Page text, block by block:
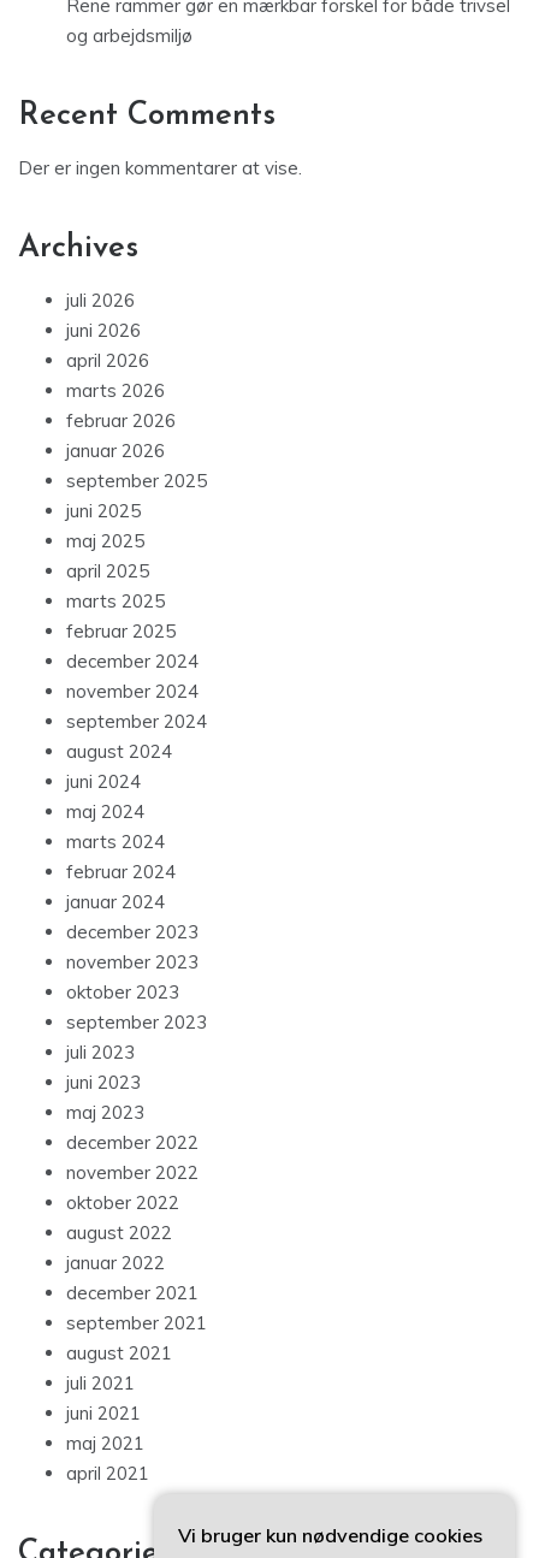
Rene rammer gør en mærkbar forskel for både trivsel
og arbejdsmiljø
Recent Comments
Der er ingen kommentarer at vise.
Archives
juli 2026
juni 2026
april 2026
marts 2026
februar 2026
januar 2026
september 2025
juni 2025
maj 2025
april 2025
marts 2025
februar 2025
december 2024
november 2024
september 2024
august 2024
juni 2024
maj 2024
marts 2024
februar 2024
januar 2024
december 2023
november 2023
oktober 2023
september 2023
juli 2023
juni 2023
maj 2023
december 2022
november 2022
oktober 2022
august 2022
januar 2022
december 2021
september 2021
august 2021
juli 2021
juni 2021
maj 2021
april 2021
Vi bruger kun nødvendige cookies